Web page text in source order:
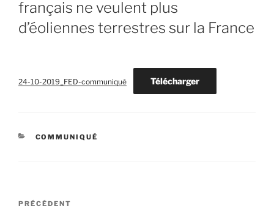
français ne veulent plus
d’éoliennes terrestres sur la France
24-10-2019_FED-communiqué Télécharger
CATÉGORIES
COMMUNIQUÉ
Navigation
Article
PRÉCÉDENT